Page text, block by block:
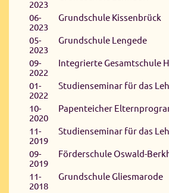
2023
06-
2023
Grundschule Kissenbrück
05-
2023
Grundschule Lengede
09-
2022
Integrierte Gesamtschule
01-
2022
Studienseminar für das
10-
2020
Papenteicher
11-
2019
Studienseminar für das
09-
2019
Förderschule Oswald-
11-
2018
Grundschule Gliesmarode